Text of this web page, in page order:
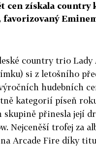
cen získala country
favorizovaný
country trio Lady
si z letošního
hudebních
kategorií píseň
skupině přinesla její
Nejceněší trofej za
Arcade Fire díky